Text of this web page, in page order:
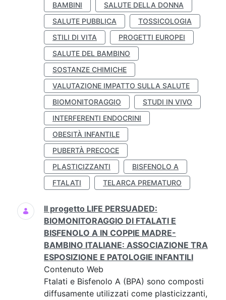
BAMBINI
SALUTE DELLA DONNA
SALUTE PUBBLICA
TOSSICOLOGIA
STILI DI VITA
PROGETTI EUROPEI
SALUTE DEL BAMBINO
SOSTANZE CHIMICHE
VALUTAZIONE IMPATTO SULLA SALUTE
BIOMONITORAGGIO
STUDI IN VIVO
INTERFERENTI ENDOCRINI
OBESITÀ INFANTILE
PUBERTÀ PRECOCE
PLASTICIZZANTI
BISFENOLO A
FTALATI
TELARCA PREMATURO
Il progetto LIFE PERSUADED:
BIOMONITORAGGIO DI FTALATI E
BISFENOLO A IN COPPIE MADRE-
BAMBINO ITALIANE: ASSOCIAZIONE TRA
ESPOSIZIONE E PATOLOGIE INFANTILI
Contenuto Web
Ftalati e Bisfenolo A (BPA) sono composti
diffusamente utilizzati come plasticizzanti,